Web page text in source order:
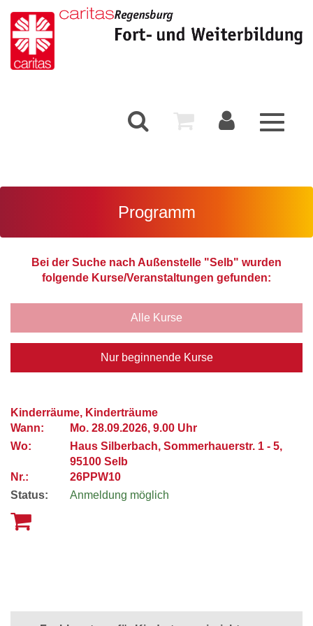
Toggle
Programm
Bei der Suche nach Außenstelle "Selb" wurden
folgende Kurse/Veranstaltungen gefunden:
Alle Kurse
Nur beginnende Kurse
Kinderräume, Kinderträume
Wann:
Mo. 28.09.2026, 9.00 Uhr
Wo:
Haus Silberbach, Sommerhauerstr. 1 - 5,
95100 Selb
Nr.:
26PPW10
Status:
Anmeldung möglich